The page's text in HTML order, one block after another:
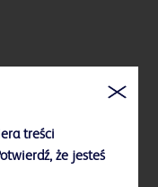
treści
że jesteś